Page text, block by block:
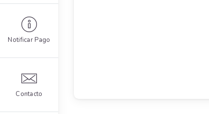
Notificar Pago
Contacto